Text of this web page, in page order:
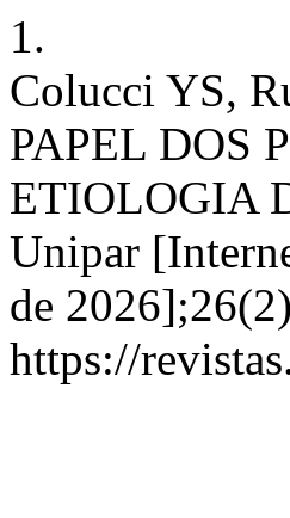
1.
Colucci YS,
PAPEL DOS
ETIOLOGIA
Unipar
de
https://